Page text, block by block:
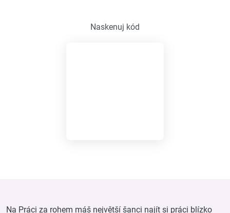
Naskenuj kód
Na Práci za rohem máš největší šanci najít si práci blízko